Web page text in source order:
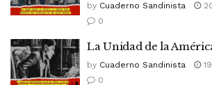
by Cuaderno Sandinista
0
La Unidad de la
by Cuaderno Sandinista
19
0